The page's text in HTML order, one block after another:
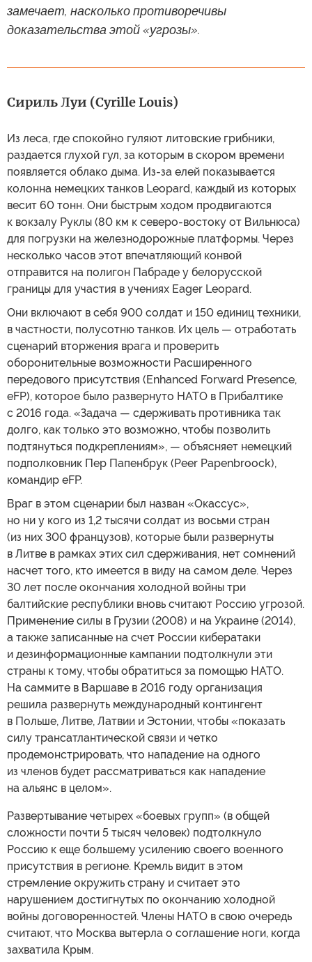
замечает, насколько противоречивы
доказательства этой «угрозы».
Сириль Луи (Cyrille Louis)
Из леса, где спокойно гуляют литовские грибники,
раздается глухой гул, за которым в скором времени
появляется облако дыма. Из-за елей показывается
колонна немецких танков Leopard, каждый из которых
весит 60 тонн. Они быстрым ходом продвигаются
к вокзалу Руклы (80 км к северо-востоку от Вильнюса)
для погрузки на железнодорожные платформы. Через
несколько часов этот впечатляющий конвой
отправится на полигон Пабраде у белорусской
границы для участия в учениях Eager Leopard.
Они включают в себя 900 солдат и 150 единиц техники,
в частности, полусотню танков. Их цель — отработать
сценарий вторжения врага и проверить
оборонительные возможности Расширенного
передового присутствия (Enhanced Forward Presence,
eFP), которое было развернуто НАТО в Прибалтике
с 2016 года. «Задача — сдерживать противника так
долго, как только это возможно, чтобы позволить
подтянуться подкреплениям», — объясняет немецкий
подполковник Пер Папенбрук (Peer Papenbroock),
командир eFP.
Враг в этом сценарии был назван «Окассус»,
но ни у кого из 1,2 тысячи солдат из восьми стран
(из них 300 французов), которые были развернуты
в Литве в рамках этих сил сдерживания, нет сомнений
насчет того, кто имеется в виду на самом деле. Через
30 лет после окончания холодной войны три
балтийские республики вновь считают Россию угрозой.
Применение силы в Грузии (2008) и на Украине (2014),
а также записанные на счет России кибератаки
и дезинформационные кампании подтолкнули эти
страны к тому, чтобы обратиться за помощью НАТО.
На саммите в Варшаве в 2016 году организация
решила развернуть международный контингент
в Польше, Литве, Латвии и Эстонии, чтобы «показать
силу трансатлантической связи и четко
продемонстрировать, что нападение на одного
из членов будет рассматриваться как нападение
на альянс в целом».
Развертывание четырех «боевых групп» (в общей
сложности почти 5 тысяч человек) подтолкнуло
Россию к еще большему усилению своего военного
присутствия в регионе. Кремль видит в этом
стремление окружить страну и считает это
нарушением достигнутых по окончанию холодной
войны договоренностей. Члены НАТО в свою очередь
считают, что Москва вытерла о соглашение ноги, когда
захватила Крым.